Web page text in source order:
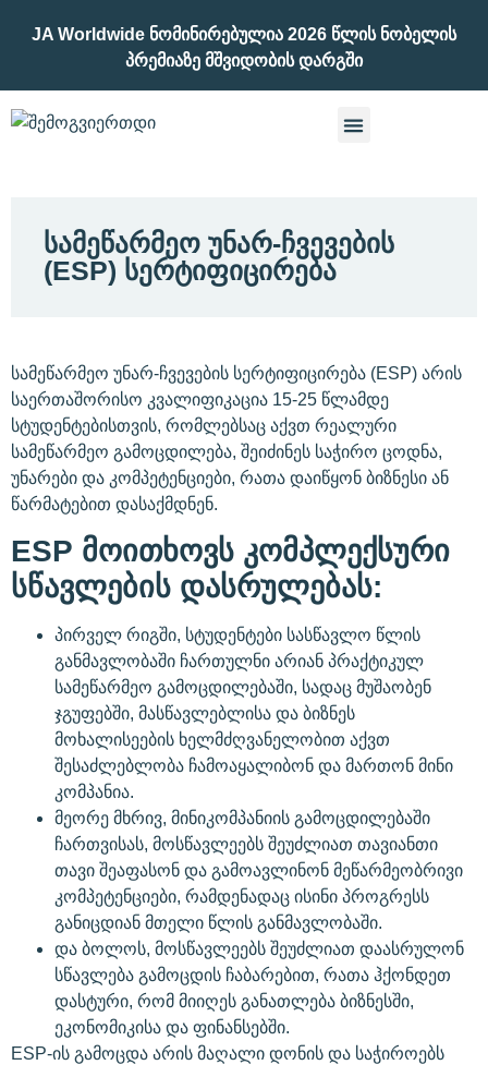
JA Worldwide Ნომინირებულია 2026 Წლის Ნობელის
Პრემიაზე Მშვიდობის Დარგში
ᲡᲐᲛᲔᲬᲐᲠᲛᲔᲝ ᲣᲜᲐᲠ-ᲩᲕᲔᲕᲔᲑᲘᲡ
(ESP) ᲡᲔᲠᲢᲘᲤᲘᲪᲘᲠᲔᲑᲐ
სამეწარმეო უნარ-ჩვევების სერტიფიცირება (ESP) არის
საერთაშორისო კვალიფიკაცია 15-25 წლამდე
სტუდენტებისთვის, რომლებსაც აქვთ რეალური
სამეწარმეო გამოცდილება, შეიძინეს საჭირო ცოდნა,
უნარები და კომპეტენციები, რათა დაიწყონ ბიზნესი ან
წარმატებით დასაქმდნენ.
ESP მოითხოვს კომპლექსური
სწავლების დასრულებას:
პირველ რიგში, სტუდენტები სასწავლო წლის
განმავლობაში ჩართულნი არიან პრაქტიკულ
სამეწარმეო გამოცდილებაში, სადაც მუშაობენ
ჯგუფებში, მასწავლებლისა და ბიზნეს
მოხალისეების ხელმძღვანელობით აქვთ
შესაძლებლობა ჩამოაყალიბონ და მართონ მინი
კომპანია.
მეორე მხრივ, მინიკომპანიის გამოცდილებაში
ჩართვისას, მოსწავლეებს შეუძლიათ თავიანთი
თავი შეაფასონ და გამოავლინონ მეწარმეობრივი
კომპეტენციები, რამდენადაც ისინი პროგრესს
განიცდიან მთელი წლის განმავლობაში.
და ბოლოს, მოსწავლეებს შეუძლიათ დაასრულონ
სწავლება გამოცდის ჩაბარებით, რათა ჰქონდეთ
დასტური, რომ მიიღეს განათლება ბიზნესში,
ეკონომიკისა და ფინანსებში.
ESP-ის გამოცდა არის მაღალი დონის და საჭიროებს